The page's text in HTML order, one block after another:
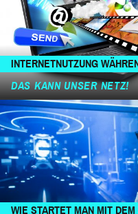
INTERNETNUTZUNG
DAS KANN UNSER NETZ!
WIE STARTET MAN MIT